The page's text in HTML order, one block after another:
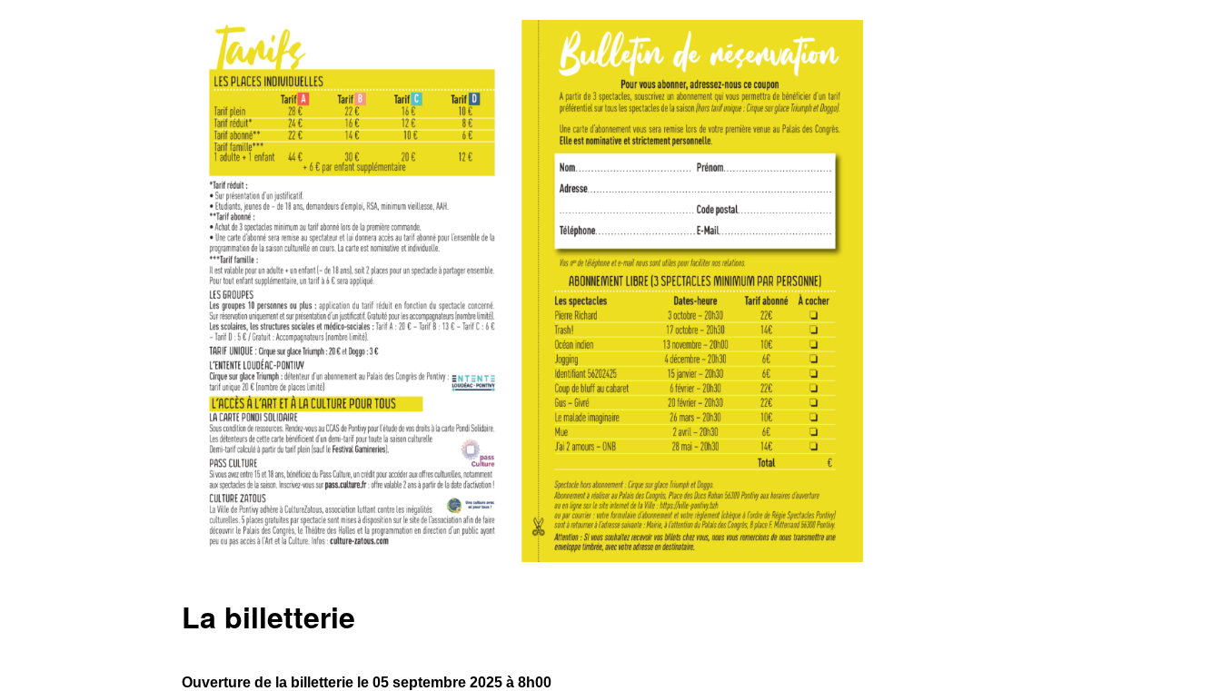
La billetterie
Ouverture de la billetterie le 05 septembre 2025 à 8h00